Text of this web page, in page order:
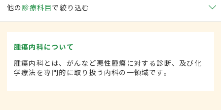
他の 診療科目で絞り込む
腫瘍内科について
腫瘍内科とは、がんなど悪性腫瘍に対する診断、及び化
学療法を専門的に取り扱う内科の一領域です。